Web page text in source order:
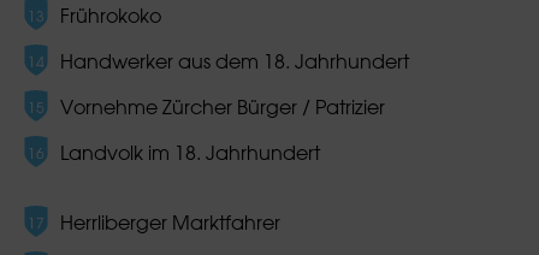
Frührokoko
Handwerker aus dem 18. Jahrhundert
Vornehme Zürcher Bürger / Patrizier
Landvolk im 18. Jahrhundert
Herrliberger Marktfahrer